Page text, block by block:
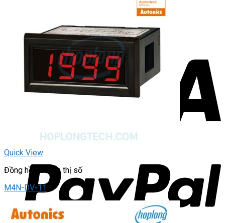
Chưa có sản phẩm trong giỏ hàng.
Quick View
Đồng hồ đo hiển thị số
M4N-DV-11